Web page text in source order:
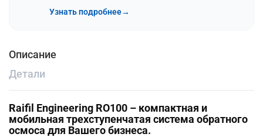
Узнать подробнее→
Описание
Детали
Raifil Engineering RO100 – компактная и
мобильная трехступенчатая система обратного
осмоса для Вашего бизнеса.